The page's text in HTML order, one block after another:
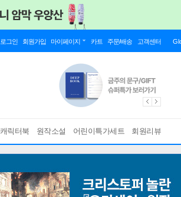
로그인 회원가입 마이페이지 카트 주문/배송 고객센터
캐릭터북 원작소설 어린이특가세트 회원리뷰